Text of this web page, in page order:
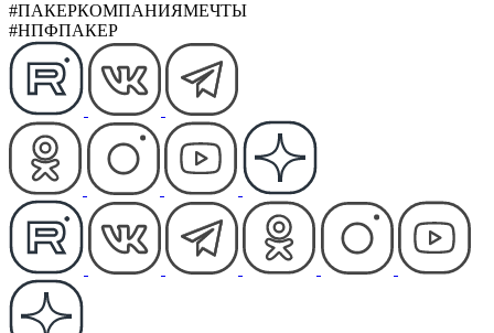
#ПАКЕРКОМПАНИЯМЕЧТЫ
#НПФПАКЕР